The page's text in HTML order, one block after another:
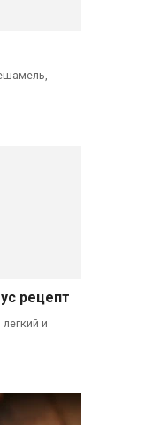
рецепт
и